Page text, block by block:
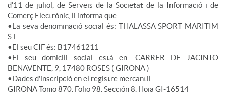
d'11 de juliol, de Serveis de la Societat de la Informació i de
Comerç Electrònic, li informa que:
•La seva denominació social és: THALASSA SPORT MARITIM
S.L.
•El seu CIF és: B17461211
•El seu domicili social està en: CARRER DE JACINTO
BENAVENTE, 9, 17480 ROSES ( GIRONA )
•Dades d'inscripció en el registre mercantil:
GIRONA Tomo 870, Folio 98, Sección 8, Hoja GI-16514